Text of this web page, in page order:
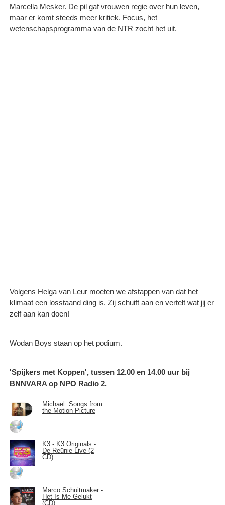
Marcella Mesker. De pil gaf vrouwen regie over hun leven,
maar er komt steeds meer kritiek. Focus, het
wetenschapsprogramma van de NTR zocht het uit.
Volgens Helga van Leur moeten we afstappen van dat het
klimaat een losstaand ding is. Zij schuift aan en vertelt wat jij er
zelf aan kan doen!
Wodan Boys staan op het podium.
'Spijkers met Koppen', tussen 12.00 en 14.00 uur bij
BNNVARA op NPO Radio 2.
Michael: Songs from
the Motion Picture
K3 - K3 Originals -
De Reünie Live (2
CD)
Marco Schuitmaker -
Het Is Me Gelukt
(CD)